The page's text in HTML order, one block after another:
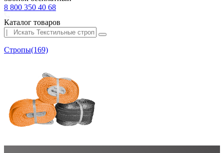
8 800 350 40 68
Каталог товаров
Стропы(169)